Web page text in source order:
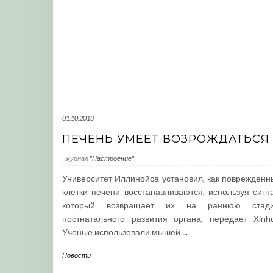
01.10.2018
ПЕЧЕНЬ УМЕЕТ ВОЗРОЖДАТЬСЯ
журнал "Настроение"
Университет Иллинойса установил, как
клетки печени восстанавливаются, используя
который возвращает их на раннюю
постнатального развития органа, передает
Ученые использовали мышей ...
Новости